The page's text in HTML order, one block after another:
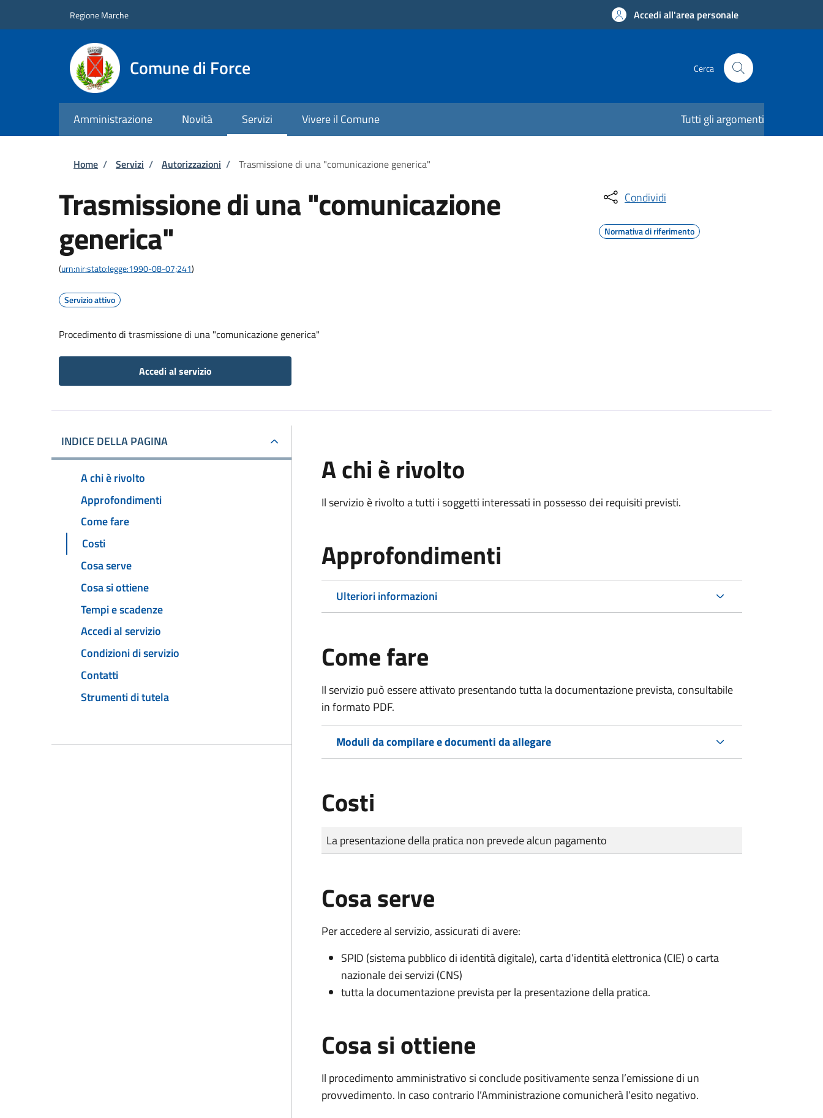
Regione Marche Accedi all'area personale
Comune di Force Cerca
Amministrazione Novità Servizi Vivere il Comune Tutti gli argomenti
Briciole di pane
Home / Servizi / Autorizzazioni / Trasmissione di una "comunicazione generica"
Trasmissione di una "comunicazione
generica"
(urn:nir:stato:legge:1990-08-07;241)
Servizio attivo
Procedimento di trasmissione di una "comunicazione generica"
Accedi al servizio
Condividi
Normativa di riferimento
INDICE DELLA PAGINA
A chi è rivolto
Approfondimenti
Come fare
Costi
Cosa serve
Cosa si ottiene
Tempi e scadenze
Accedi al servizio
Condizioni di servizio
Contatti
Strumenti di tutela
A chi è rivolto
Il servizio è rivolto a tutti i soggetti interessati in possesso dei requisiti previsti.
Approfondimenti
Ulteriori informazioni
Come fare
Il servizio può essere attivato presentando tutta la documentazione prevista, consultabile
in formato PDF.
Moduli da compilare e documenti da allegare
Costi
Tipo di pagamento
Importo
La presentazione della pratica non prevede alcun pagamento
Cosa serve
Per accedere al servizio, assicurati di avere:
SPID (sistema pubblico di identità digitale), carta d’identità elettronica (CIE) o carta
nazionale dei servizi (CNS)
tutta la documentazione prevista per la presentazione della pratica.
Cosa si ottiene
Il procedimento amministrativo si conclude positivamente senza l’emissione di un
provvedimento. In caso contrario l’Amministrazione comunicherà l’esito negativo.